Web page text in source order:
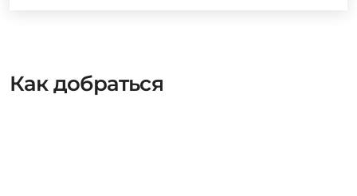
Как добраться